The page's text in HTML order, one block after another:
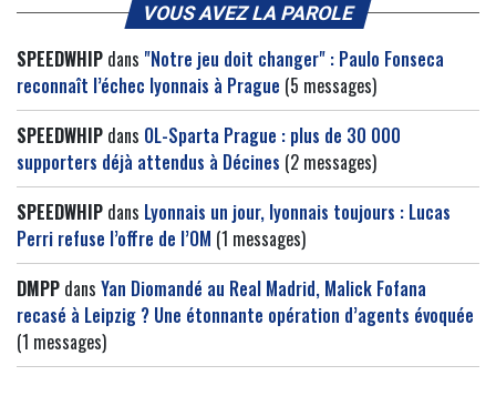
VOUS AVEZ LA PAROLE
SPEEDWHIP dans "Notre jeu doit changer" : Paulo Fonseca
reconnaît l’échec lyonnais à Prague (5 messages)
SPEEDWHIP dans OL-Sparta Prague : plus de 30 000
supporters déjà attendus à Décines (2 messages)
SPEEDWHIP dans Lyonnais un jour, lyonnais toujours : Lucas
Perri refuse l’offre de l’OM (1 messages)
DMPP dans Yan Diomandé au Real Madrid, Malick Fofana
recasé à Leipzig ? Une étonnante opération d’agents évoquée
(1 messages)